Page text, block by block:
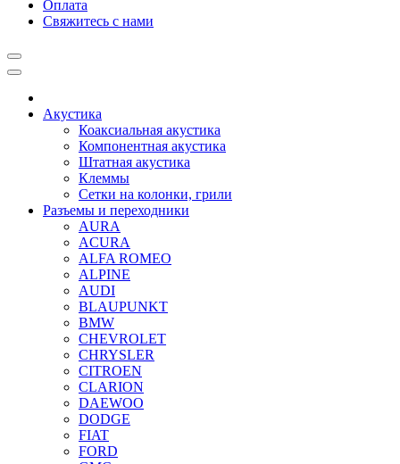
Оплата
Свяжитесь с нами
Акустика
Коаксиальная акустика
Компонентная акустика
Штатная акустика
Клеммы
Сетки на колонки, грили
Разъемы и переходники
AURA
ACURA
ALFA ROMEO
ALPINE
AUDI
BLAUPUNKT
BMW
CHEVROLET
CHRYSLER
CITROEN
CLARION
DAEWOO
DODGE
FIAT
FORD